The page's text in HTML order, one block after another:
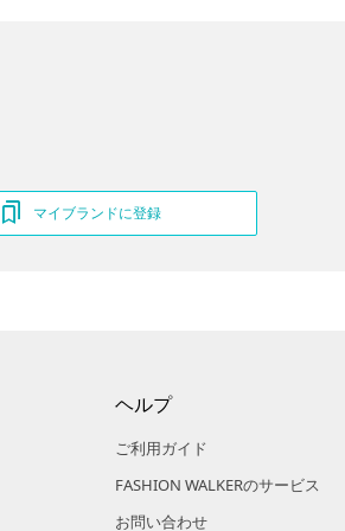
マイブランドに登録
ヘルプ
ご利用ガイド
FASHION WALKERのサービス
お問い合わせ